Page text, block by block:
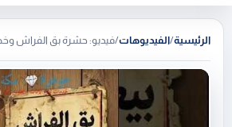
الرئيسية/الفيديوهات/فيديو: حشرة بق الفراش